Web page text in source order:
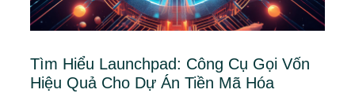
Tìm Hiểu Launchpad: Công Cụ Gọi Vốn
Hiệu Quả Cho Dự Án Tiền Mã Hóa